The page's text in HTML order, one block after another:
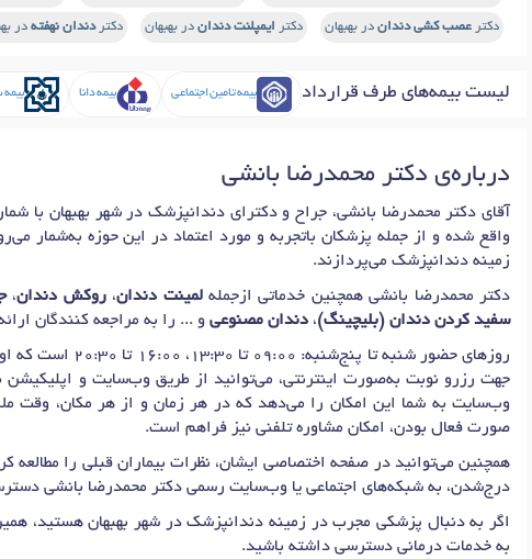
دکتر عصب کشی دندان در بهبهان دکتر ایمپلنت دندان در بهبهان دکتردندان نهفته در
لیست بیمه‌های طرف قرارداد بیمه تامین اجتماعی بیمه دانا بیمه
درباره‌ی دکتر محمدرضا بانشی
واقع شده و از جمله پزشکان باتجربه و مورد اعتماد در این حوزه به‌شمار
زمینه دندانپزشک می‌پردازند.
دکتر محمدرضا بانشی همچنین خدماتی ازجملهلمینت دندان،روکش دندان،
سفید کردن دندان (بلیچینگ)، دندان مصنوعی و ... را به مراجعه کنندگان
روزهای حضور شنبه تا پنج‌شنبه: 09:00 تا 13:30، 16:00 تا 20:30 است که اولین زمان نوبت دهی دکتر محمدرضا بانشی برای
جهت رزرو نوبت به‌صورت اینترنتی، می‌توانید از طریق وب‌سایت و اپلیکیشن
وب‌سایت به شما این امکان را می‌دهد که در هر زمان و از هر مکان، وقت
صورت فعال بودن، امکان مشاوره تلفنی نیز فراهم است.
همچنین می‌توانید در صفحه اختصاصی ایشان، نظرات بیماران قبلی را
درج‌شدن، به شبکه‌های اجتماعی یا وب‌سایت رسمی دکتر محمدرضا بانشی
اگر به دنبال پزشکی مجرب در زمینه دندانپزشک در شهر بهبهان هستید،
به خدمات درمانی دسترسی داشته باشید.